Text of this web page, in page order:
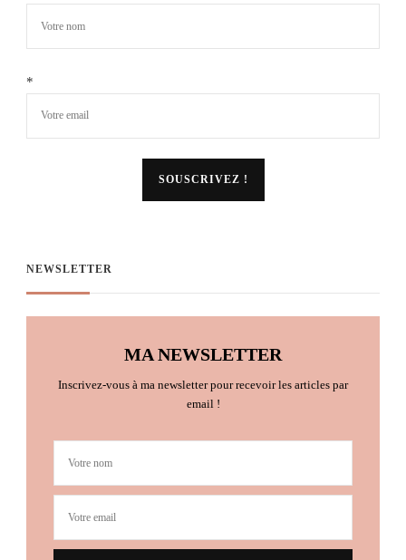
*
NEWSLETTER
MA NEWSLETTER
Inscrivez-vous à ma newsletter pour recevoir les articles par
email !